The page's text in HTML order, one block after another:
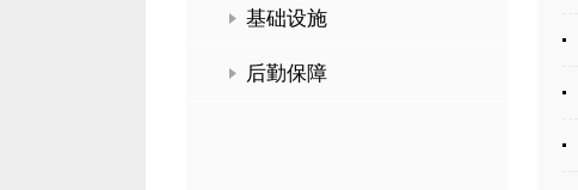
基础设施
后勤保障